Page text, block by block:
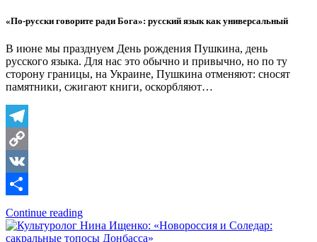
«По-русски говорите ради Бога»: русский язык как универсальный
В июне мы празднуем День рождения Пушкина, день
русского языка. Для нас это обычно и привычно, но по ту
сторону границы, на Украине, Пушкина отменяют: сносят
памятники, сжигают книги, оскорбляют…
Telegram
Copy
Link
VK
Отправить
Continue reading